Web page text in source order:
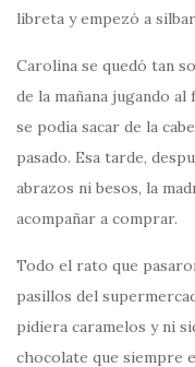
libreta y empezó a
Carolina se quedó tan
de la mañana jugando
se podía sacar de la
pasado. Esa tarde,
abrazos ni besos, la
acompañar a comprar.
Todo el rato que
pasillos del
pidiera caramelos y ni
chocolate que siempre